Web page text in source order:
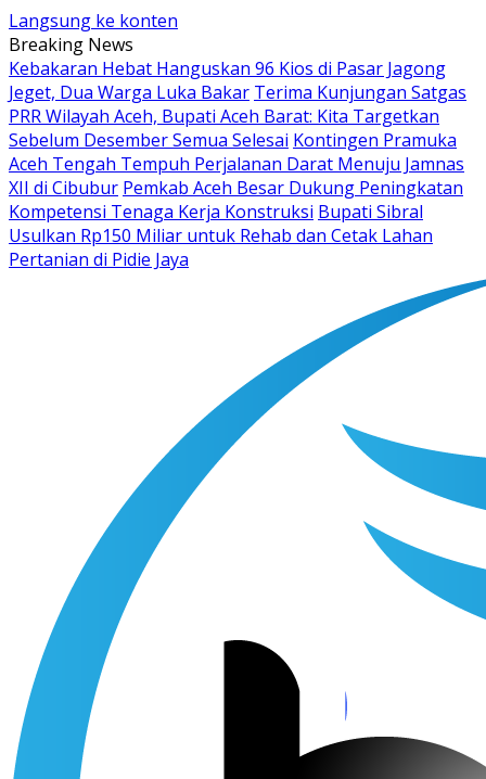
Langsung ke konten
Breaking News
Kebakaran Hebat Hanguskan 96 Kios di Pasar Jagong
Jeget, Dua Warga Luka Bakar Terima Kunjungan Satgas
PRR Wilayah Aceh, Bupati Aceh Barat: Kita Targetkan
Sebelum Desember Semua Selesai Kontingen Pramuka
Aceh Tengah Tempuh Perjalanan Darat Menuju Jamnas
XII di Cibubur Pemkab Aceh Besar Dukung Peningkatan
Kompetensi Tenaga Kerja Konstruksi Bupati Sibral
Usulkan Rp150 Miliar untuk Rehab dan Cetak Lahan
Pertanian di Pidie Jaya